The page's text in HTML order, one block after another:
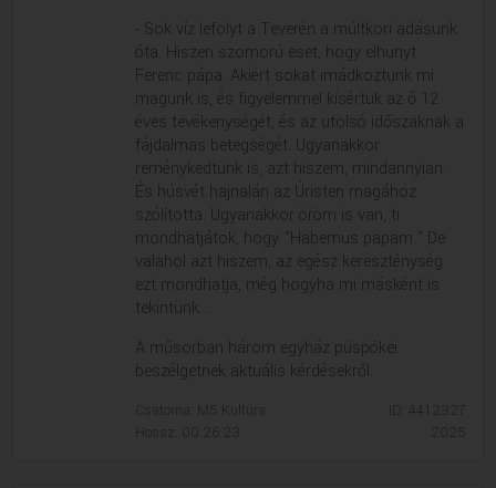
- Sok víz lefolyt a Teverén a múltkori adásunk
óta. Hiszen szomorú eset, hogy elhunyt
Ferenc pápa. Akiért sokat imádkoztunk mi
magunk is, és figyelemmel kísértük az ő 12
éves tevékenységét, és az utolsó időszaknak a
fájdalmas betegségét. Ugyanakkor
reménykedtünk is, azt hiszem, mindannyian.
És húsvét hajnalán az Úristen magához
szólította. Ugyanakkor öröm is van, ti
mondhatjátok, hogy "Habemus papam." De
valahol azt hiszem, az egész kereszténység
ezt mondhatja, még hogyha mi másként is
tekintünk...
A műsorban három egyház püspökei
beszélgetnek aktuális kérdésekről.
Csatorna: M5 Kultúra
Hossz: 00:26:23
ID: 4412327